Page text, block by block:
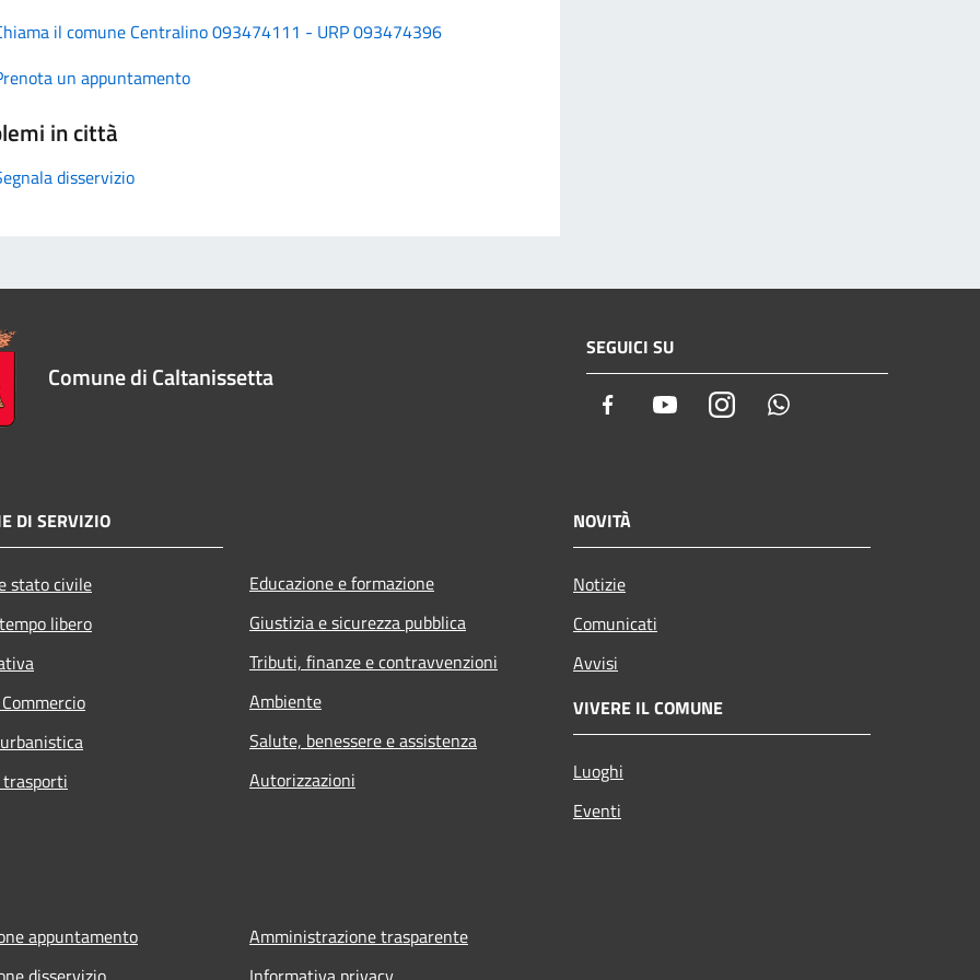
il comune Centralino 093474111 - URP 093474396
un appuntamento
in città
disservizio
Comune di Caltanissetta
SEGUICI SU
Facebook YoutubeInstagram
DI SERVIZIO
stato civile
libero
Educazione e formazione
Giustizia e sicurezza pubblica
Tributi, finanze e contravvenzioni
Ambiente
Salute, benessere e assistenza
Autorizzazioni
NOVITÀ
Notizie
Comunicati
Avvisi
VIVERE IL COMUNE
Luoghi
Eventi
appuntamento
Amministrazione trasparente